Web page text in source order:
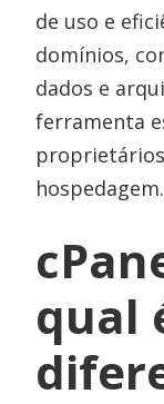
de uso e
domínios,
dados e
ferramenta
hospedagem.
qual